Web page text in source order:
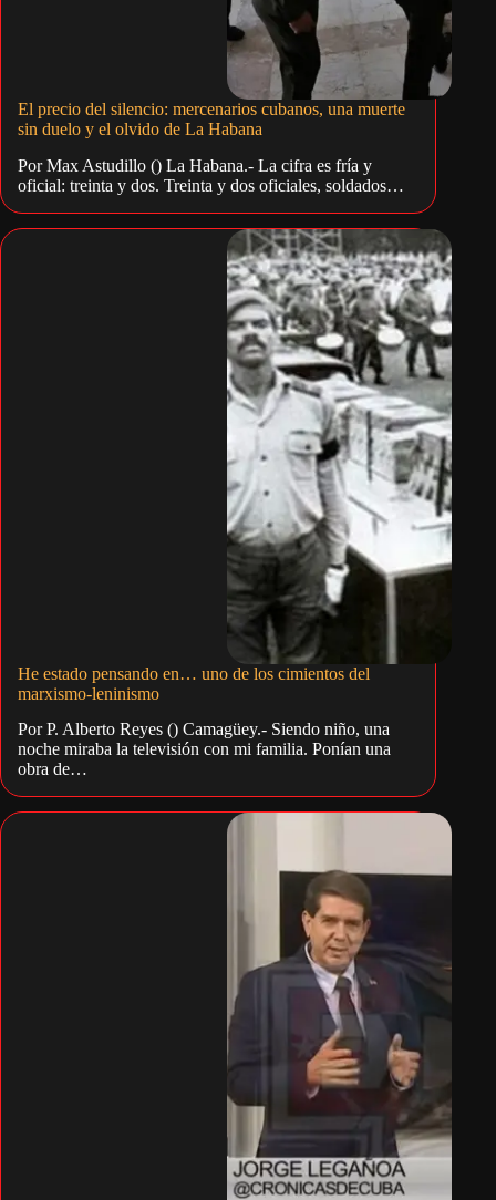
El precio del silencio: mercenarios cubanos, una muerte
sin duelo y el olvido de La Habana
Por Max Astudillo () La Habana.- La cifra es fría y
oficial: treinta y dos. Treinta y dos oficiales, soldados…
He estado pensando en… uno de los cimientos del
marxismo-leninismo
Por P. Alberto Reyes () Camagüey.- Siendo niño, una
noche miraba la televisión con mi familia. Ponían una
obra de…